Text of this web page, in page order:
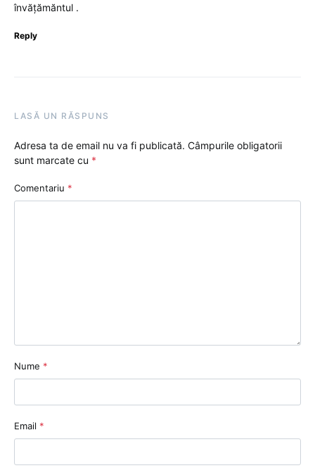
învățămăntul .
Reply
LASĂ UN RĂSPUNS
Adresa ta de email nu va fi publicată. Câmpurile obligatorii
sunt marcate cu *
Comentariu *
Nume *
Email *